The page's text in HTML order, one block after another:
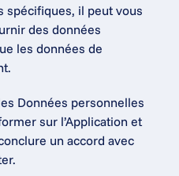
spécifiques, il peut vous
des données
les données de
Données personnelles
sur l’Application et
un accord avec